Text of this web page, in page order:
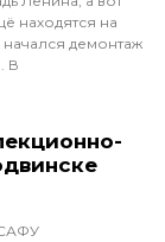
находятся на
демонтаж
В
САФУ